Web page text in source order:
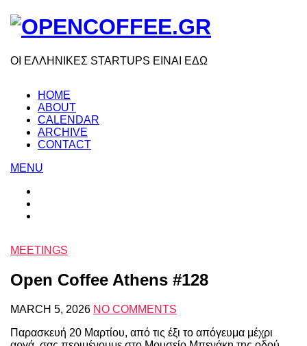
ΟΙ ΕΛΛΗΝΙΚΕΣ STARTUPS ΕΙΝΑΙ ΕΔΩ
HOME
ABOUT
CALENDAR
ARCHIVE
CONTACT
MENU
MEETINGS
Open Coffee Athens #128
MARCH 5, 2026 NO COMMENTS
Παρασκευή 20 Μαρτίου, από τις έξι το απόγευμα μέχρι